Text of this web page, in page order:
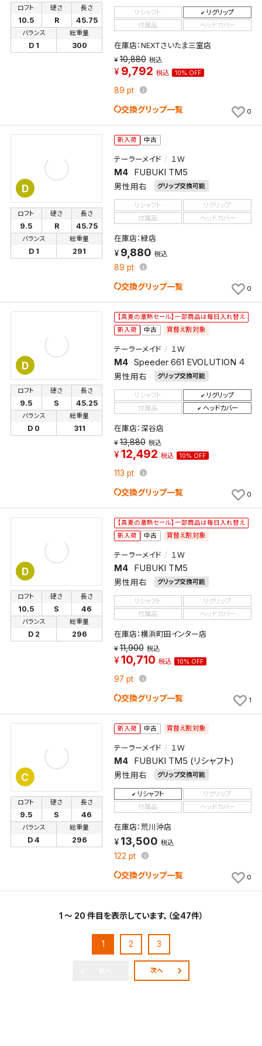
ロフト
10.5
硬さ
R
長さ
45.75
バランス
D 1
総重量
300
リシャフト
リグリップ
付属品
ヘッドカバー
在庫店：NEXTさいたま三室店
10,880 税込
9,792 税込 10% OFF
89 pt
交換グリップ一覧 0
D
新入荷 中古
テーラーメイド １Ｗ
M4 FUBUKI TM5
男性用右 グリップ交換可能
ロフト
9.5
硬さ
R
長さ
45.75
バランス
D 1
総重量
291
リシャフト
リグリップ
付属品
ヘッドカバー
在庫店：緑店
9,880 税込
89 pt
交換グリップ一覧 0
D
【真夏の激熱セール】一部商品は毎日入れ替え
新入荷
中古 買替え割対象
テーラーメイド １Ｗ
M4 Speeder 661 EVOLUTION ４
男性用右
グリップ交換可能
ロフト
9.5
硬さ
S
長さ
45.25
バランス
D 0
総重量
311
リシャフト
リグリップ
付属品
ヘッドカバー
在庫店：深谷店
13,880 税込
12,492 税込 10% OFF
113 pt
交換グリップ一覧 0
D
【真夏の激熱セール】一部商品は毎日入れ替え
新入荷
中古 買替え割対象
テーラーメイド １Ｗ
M4 FUBUKI TM5
男性用右
グリップ交換可能
ロフト
10.5
硬さ
S
長さ
46
バランス
D 2
総重量
296
リシャフト
リグリップ
付属品
ヘッドカバー
在庫店：横浜町田インター店
11,900 税込
10,710 税込 10% OFF
97 pt
交換グリップ一覧 1
C
新入荷 中古 買替え割対象
テーラーメイド １Ｗ
M4 FUBUKI TM5 (リシャフト)
男性用右 グリップ交換可能
ロフト
9.5
硬さ
S
長さ
46
バランス
D 4
総重量
296
リシャフト
リグリップ
付属品
ヘッドカバー
在庫店：荒川沖店
13,500 税込
122 pt
交換グリップ一覧 0
1 ～ 20 件目を表示しています。（全47件）
1 2 3
次へ